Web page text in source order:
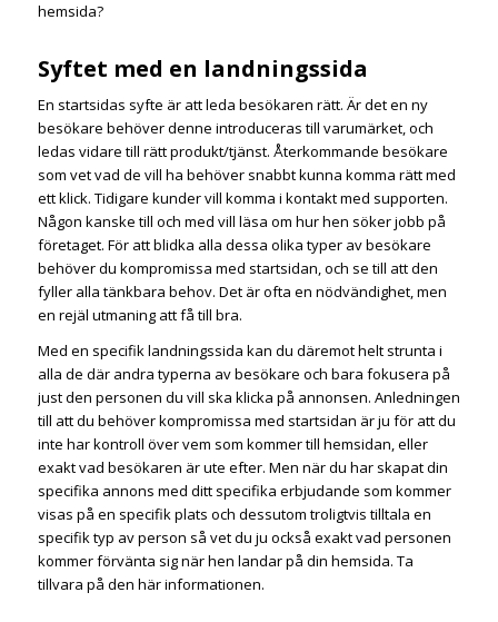
hemsida?
Syftet med en landningssida
En startsidas syfte är att leda besökaren rätt. Är det en ny
besökare behöver denne introduceras till varumärket, och
ledas vidare till rätt produkt/tjänst. Återkommande besökare
som vet vad de vill ha behöver snabbt kunna komma rätt med
ett klick. Tidigare kunder vill komma i kontakt med supporten.
Någon kanske till och med vill läsa om hur hen söker jobb på
företaget. För att blidka alla dessa olika typer av besökare
behöver du kompromissa med startsidan, och se till att den
fyller alla tänkbara behov. Det är ofta en nödvändighet, men
en rejäl utmaning att få till bra.
Med en specifik landningssida kan du däremot helt strunta i
alla de där andra typerna av besökare och bara fokusera på
just den personen du vill ska klicka på annonsen. Anledningen
till att du behöver kompromissa med startsidan är ju för att du
inte har kontroll över vem som kommer till hemsidan, eller
exakt vad besökaren är ute efter. Men när du har skapat din
specifika annons med ditt specifika erbjudande som kommer
visas på en specifik plats och dessutom troligtvis tilltala en
specifik typ av person så vet du ju också exakt vad personen
kommer förvänta sig när hen landar på din hemsida. Ta
tillvara på den här informationen.